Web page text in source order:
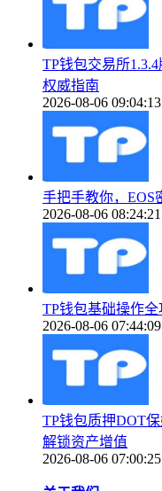
TP钱包交易所
权威指南
2026-08-06 09:04:13
手把手教你，EOS
2026-08-06 08:24:21
TP钱包基础操作
2026-08-06 07:44:09
TP钱包质押DOT
解锁资产增值
2026-08-06 07:00:25